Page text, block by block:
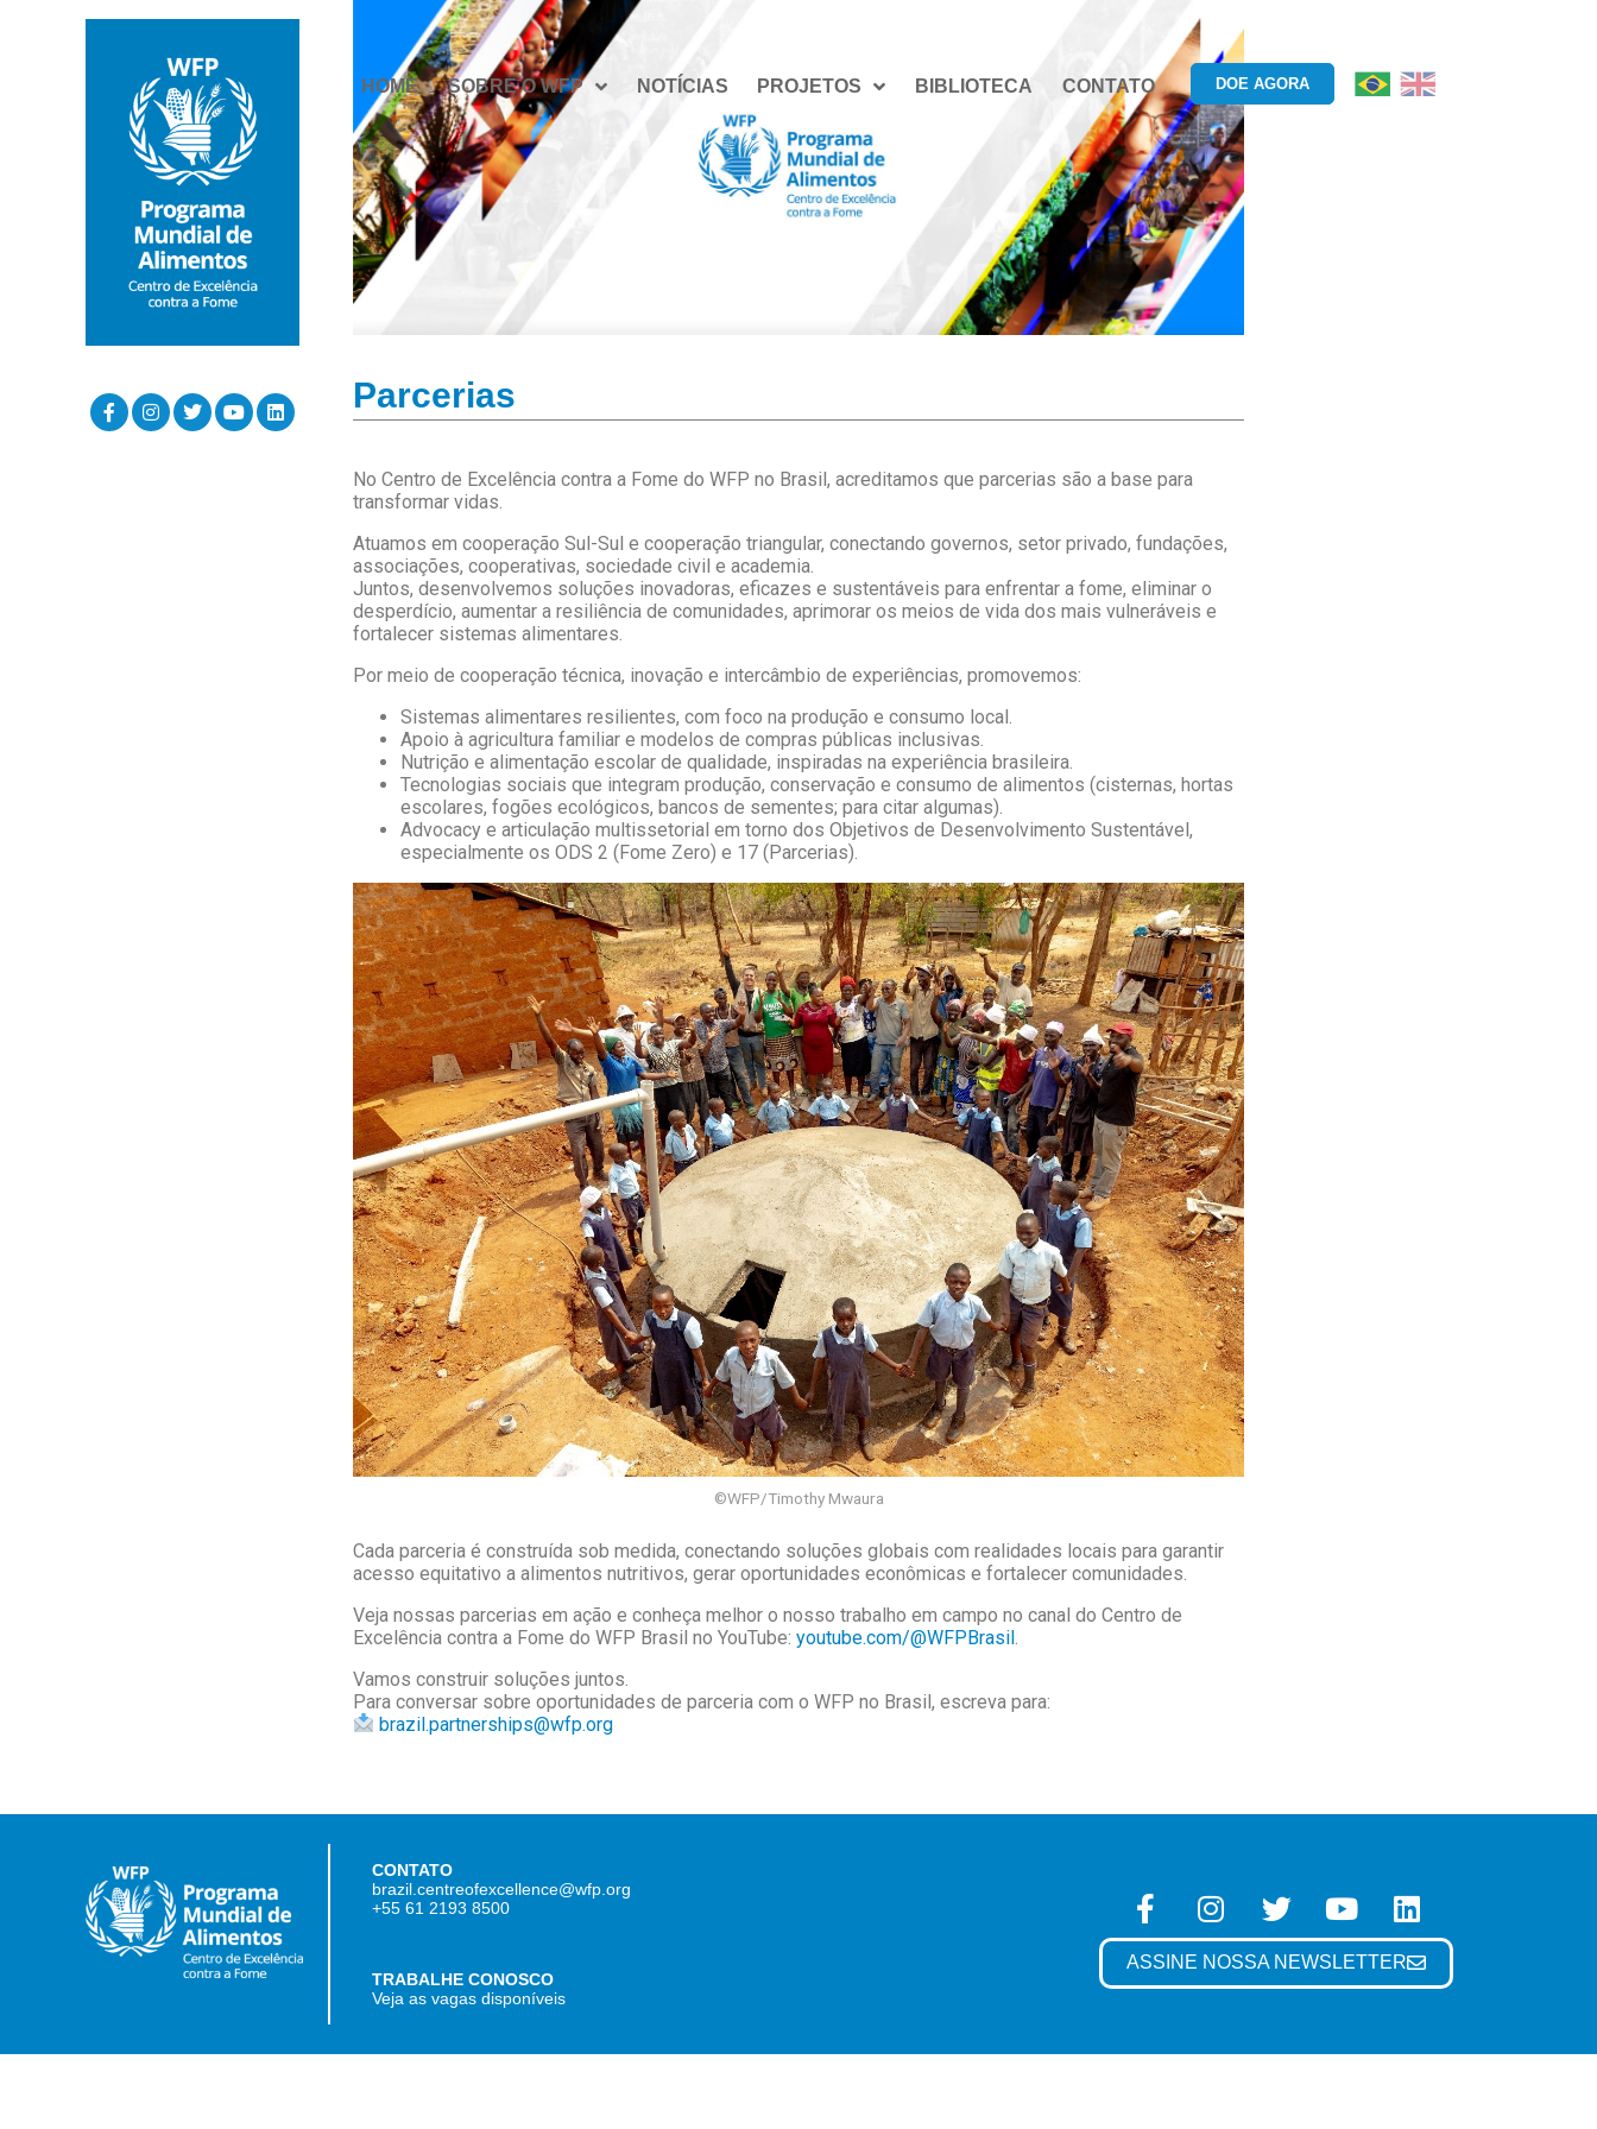
HOME SOBRE O WFP NOTÍCIAS PROJETOS BIBLIOTECA CONTATO DOE AGORA
Parcerias
No Centro de Excelência contra a Fome do WFP no Brasil, acreditamos que parcerias são a base para
transformar vidas.
Atuamos em cooperação Sul-Sul e cooperação triangular, conectando governos, setor privado, fundações,
associações, cooperativas, sociedade civil e academia.
Juntos, desenvolvemos soluções inovadoras, eficazes e sustentáveis para enfrentar a fome, eliminar o
desperdício, aumentar a resiliência de comunidades, aprimorar os meios de vida dos mais vulneráveis e
fortalecer sistemas alimentares.
Por meio de cooperação técnica, inovação e intercâmbio de experiências, promovemos:
Sistemas alimentares resilientes, com foco na produção e consumo local.
Apoio à agricultura familiar e modelos de compras públicas inclusivas.
Nutrição e alimentação escolar de qualidade, inspiradas na experiência brasileira.
Tecnologias sociais que integram produção, conservação e consumo de alimentos (cisternas, hortas
escolares, fogões ecológicos, bancos de sementes; para citar algumas).
Advocacy e articulação multissetorial em torno dos Objetivos de Desenvolvimento Sustentável,
especialmente os ODS 2 (Fome Zero) e 17 (Parcerias).
©WFP/Timothy Mwaura
Cada parceria é construída sob medida, conectando soluções globais com realidades locais para garantir
acesso equitativo a alimentos nutritivos, gerar oportunidades econômicas e fortalecer comunidades.
Veja nossas parcerias em ação e conheça melhor o nosso trabalho em campo no canal do Centro de
Excelência contra a Fome do WFP Brasil no YouTube: youtube.com/@WFPBrasil
Vamos construir soluções juntos.
Para conversar sobre oportunidades de parceria com o WFP no Brasil, escreva para:
brazil.partnerships@wfp.org
CONTATO
brazil.centreofexcellence@wfp.org
+55 61 2193 8500
TRABALHE CONOSCO
Veja as vagas disponíveis
ASSINE NOSSA NEWSLETTER